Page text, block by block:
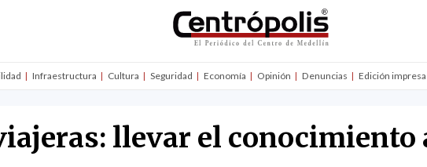
Infraestructura Cultura Seguridad Economía Opinión Denuncias Edición impresa
llevar el conocimiento